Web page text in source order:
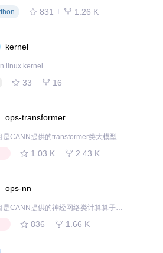
831 1.26 K
kernel
linux kernel
33 16
ops-transformer
本项目是CANN提供的transformer类大模型算子库，实现网络在NPU上加速计算。
1.03 K 2.43 K
ops-nn
本项目是CANN提供的神经网络类计算算子库，实现网络在NPU上加速计算。
836 1.66 K